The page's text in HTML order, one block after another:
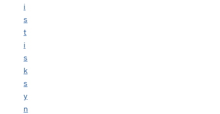
i
s
t
i
s
k
s
y
n